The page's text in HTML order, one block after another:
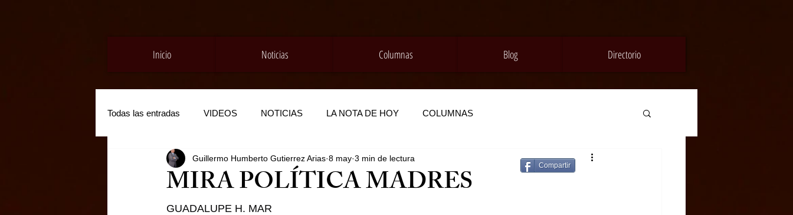
Inicio Noticias Columnas Blog Directorio
Todas las entradas VIDEOS NOTICIAS LA NOTA DE HOY COLUMNAS
MIRA POLÍTICA MADRES
Guillermo Humberto Gutierrez Arias 8 may 3 min de lectura
GUADALUPE H. MAR
Compartir